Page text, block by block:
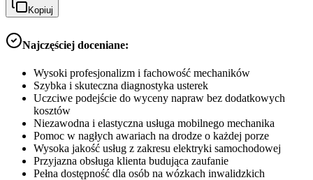
Kopiuj
Najczęściej doceniane:
Wysoki profesjonalizm i fachowość mechaników
Szybka i skuteczna diagnostyka usterek
Uczciwe podejście do wyceny napraw bez dodatkowych
kosztów
Niezawodna i elastyczna usługa mobilnego mechanika
Pomoc w nagłych awariach na drodze o każdej porze
Wysoka jakość usług z zakresu elektryki samochodowej
Przyjazna obsługa klienta budująca zaufanie
Pełna dostępność dla osób na wózkach inwalidzkich